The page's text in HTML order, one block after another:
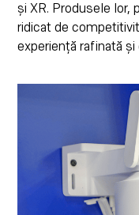
și XR. Produsele lor,
ridicat de
experiență rafinată